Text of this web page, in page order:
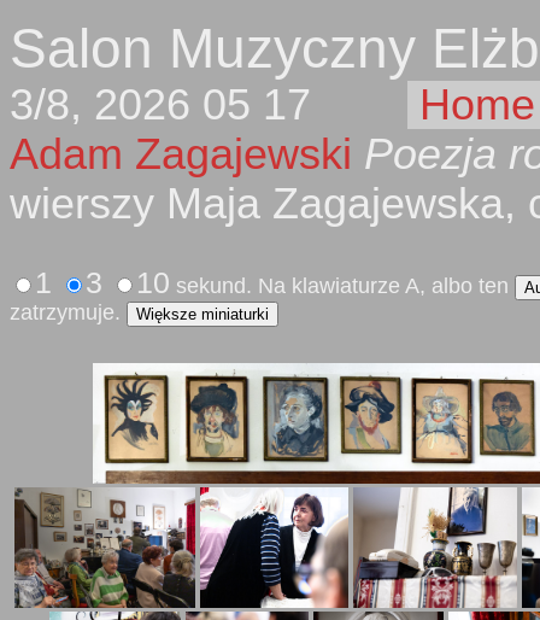
Salon Muzyczny
3/8, 2026 05 17
Adam Zagajewski Poezja
wierszy Maja Zagajewska,
1 3 10 sekund. Na klawiaturze A, albo ten
zatrzymuje. Większe miniaturki